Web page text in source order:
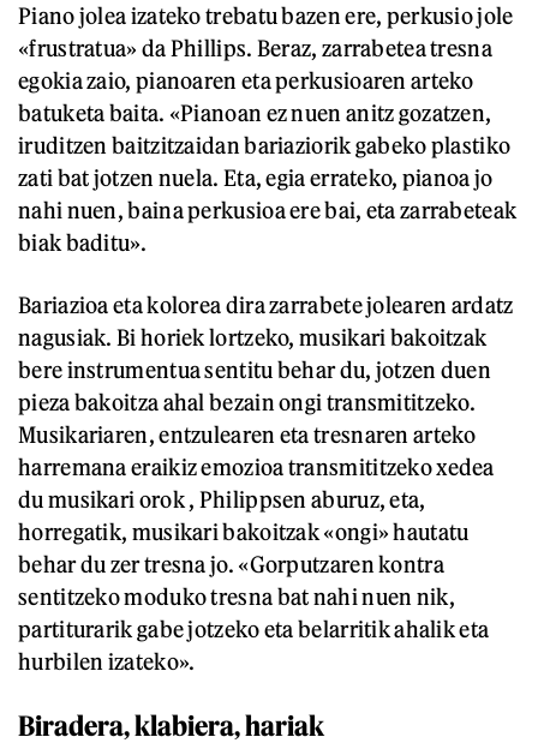
Piano jolea izateko trebatu bazen ere, perkusio jole
«frustratua» da Phillips. Beraz, zarrabetea tresna
egokia zaio, pianoaren eta perkusioaren arteko
batuketa baita. «Pianoan ez nuen anitz gozatzen,
iruditzen baitzitzaidan bariaziorik gabeko plastiko
zati bat jotzen nuela. Eta, egia errateko, pianoa jo
nahi nuen, baina perkusioa ere bai, eta zarrabeteak
biak baditu».
Bariazioa eta kolorea dira zarrabete jolearen ardatz
nagusiak. Bi horiek lortzeko, musikari bakoitzak
bere instrumentua sentitu behar du, jotzen duen
pieza bakoitza ahal bezain ongi transmititzeko.
Musikariaren, entzulearen eta tresnaren arteko
harremana eraikiz emozioa transmititzeko xedea
du musikari orok , Philippsen aburuz, eta,
horregatik, musikari bakoitzak «ongi» hautatu
behar du zer tresna jo. «Gorputzaren kontra
sentitzeko moduko tresna bat nahi nuen nik,
partiturarik gabe jotzeko eta belarritik ahalik eta
hurbilen izateko».
Biradera, klabiera, hariak